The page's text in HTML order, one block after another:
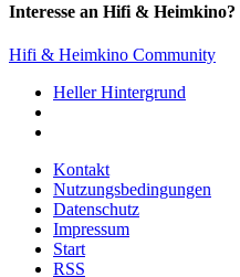
Interesse an Hifi &
Hifi & Heimkino Community
Heller Hintergrund
Kontakt
Nutzungsbedingungen
Datenschutz
Impressum
Start
RSS